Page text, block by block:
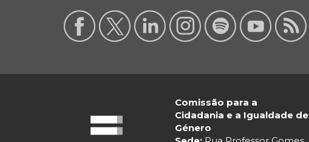
Comissão para a
Cidadania e a Igualdade de
Género